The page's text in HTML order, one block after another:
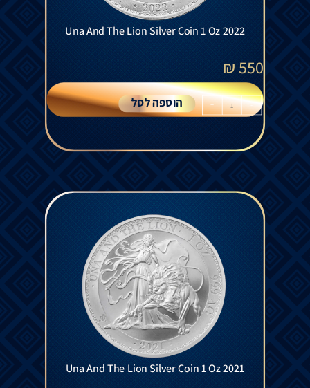
Una And The Lion Silver Coin 1 Oz 2022
550
₪
-
+ הוספה לסל
Una And The Lion Silver Coin 1 Oz 2021